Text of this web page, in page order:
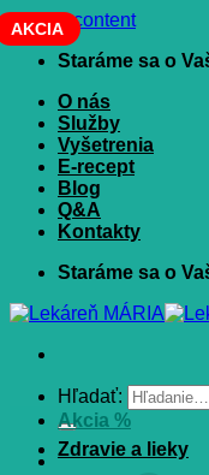
Skip to content
Staráme sa o
O nás
Služby
Vyšetrenia
E-recept
Blog
Q&A
Kontakty
Staráme sa o
Hľadať:
Akcia %
Zdravie a lieky
AKCIA